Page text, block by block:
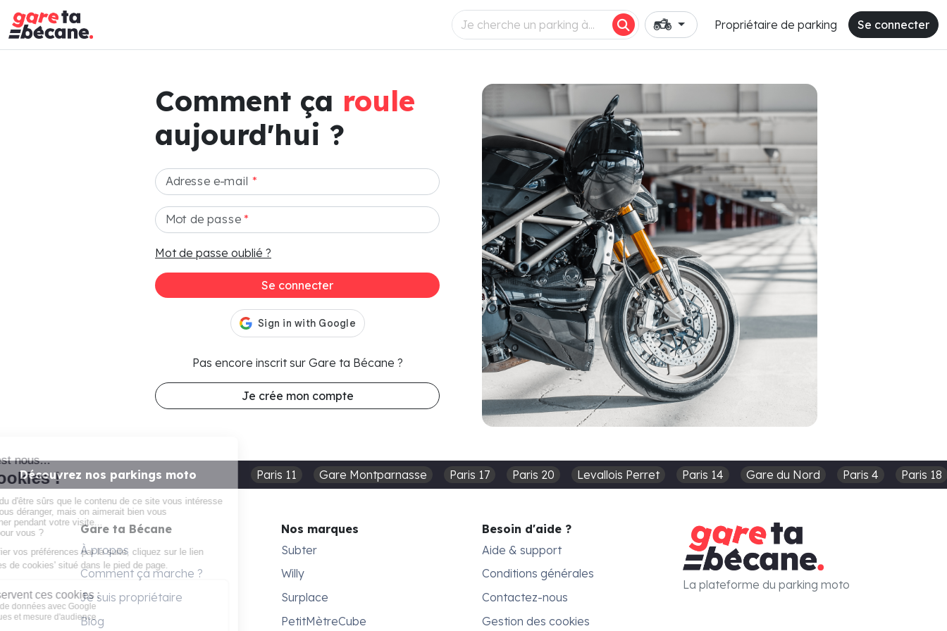
Propriétaire de parking Se connecter
Comment ça roule
aujourd'hui ?
Adresse e-mail *
Mot de passe*
Mot de passe oublié ?
Se connecter
Pas encore inscrit sur Gare ta Bécane ?
Je crée mon compte
Découvrez nos parkings moto Paris 11 Gare Montparnasse Paris 17 Paris 20 Levallois Perret Paris 14 Gare du Nord Paris 4 Paris 18
Gare ta Bécane
À propos
Comment ça marche ?
Je suis propriétaire
Blog
Nos marques
Subter
Willy
Surplace
PetitMètreCube
Besoin d'aide ?
Aide & support
Conditions générales
Contactez-nous
Gestion des cookies
La plateforme du parking moto